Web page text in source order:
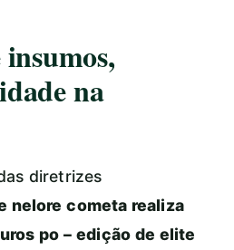
na
diretrizes
nelore cometa realiza
po – edição de elite